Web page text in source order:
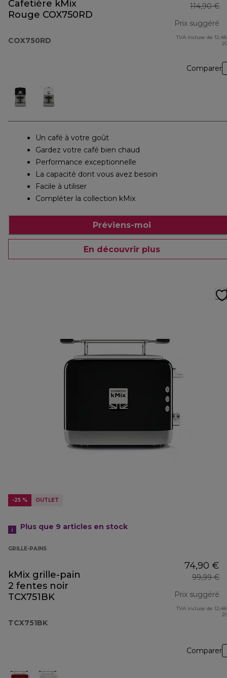
Cafetière kMix
Rouge COX750RD
COX750RD
114,90 €
Prix suggéré
TVA incluse de
Comparer
Un café à votre goût
Gardez votre café bien chaud
Performance exceptionnelle
La capacité dont vous avez besoin
Facile à utiliser
Compléter la collection kMix
Préviens-moi
En découvrir plus
-25 % OUTLET
Plus que 9 articles en stock
GRILLE-PAINS
kMix grille-pain
2 fentes noir
TCX751BK
TCX751BK
74,90 €
99,99 €
Prix suggéré
TVA incluse de
Comparer